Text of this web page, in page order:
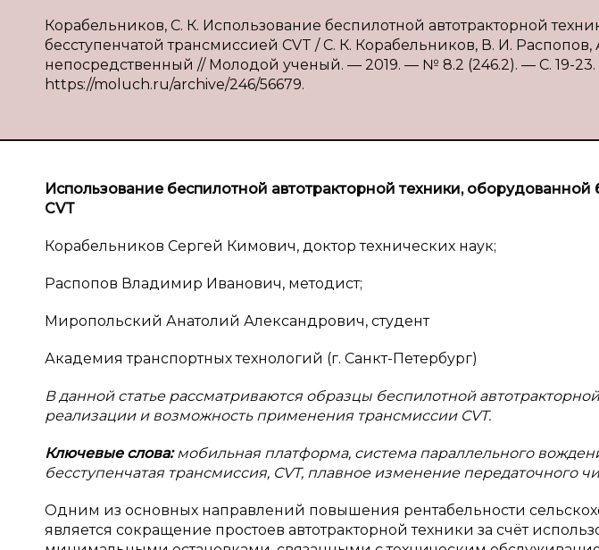
Корабельников, С. К. Использование беспилотной автотракторной
бесступенчатой трансмиссией CVT / С. К. Корабельников, В. И.
непосредственный // Молодой ученый. — 2019. — № 8.2 (246.2). — С. 19-23.
https://moluch.ru/archive/246/56679.
Использование беспилотной автотракторной техники, оборудованной
CVT
Корабельников Сергей Кимович, доктор технических наук;
Распопов Владимир Иванович, методист;
Миропольский Анатолий Александрович, студент
Академия транспортных технологий (г. Санкт-Петербург)
В данной статье рассматриваются образцы беспилотной
реализации и возможность применения трансмиссии CVT.
Ключевые слова:мобильная платформа, система параллельного
бесступенчатая трансмиссия, CVT, плавное изменение передаточного
Одним из основных направлений повышения рентабельности
является сокращение простоев автотракторной техники за счёт